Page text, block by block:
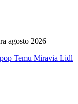
agosto 2026
Temu Miravia Lidl